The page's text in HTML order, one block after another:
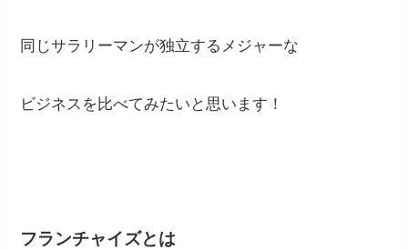
同じサラリーマンが独立するメジャーな
ビジネスを比べてみたいと思います！
フランチャイズとは